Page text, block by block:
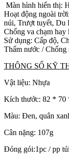
Màn hình hiển thị:
Hoạt động ngoài
núi, Trượt tuyết, Du
Chống va chạm
Sử dụng: Cấp độ,
Thấm nước / Chống
THÔNG SỐ KỸ
Vật liệu: Nhựa
Kích thước: 82 * 70
Màu: Đen, quân
Cân nặng: 107g
Đóng gói:1pc / pp